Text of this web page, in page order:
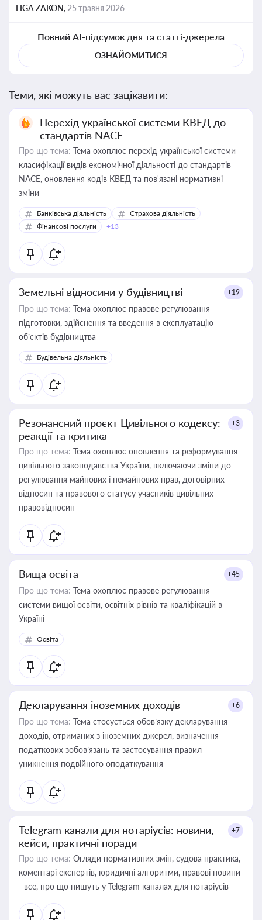
LIGA ZAKON, 25 травня 2026
Повний AI-підсумок дня та статті-джерела
ОЗНАЙОМИТИСЯ
Теми, які можуть вас зацікавити:
Перехід української системи КВЕД до
стандартів NACE
Про що тема: Тема охоплює перехід української системи
класифікації видів економічної діяльності до стандартів
NACE, оновлення кодів КВЕД та пов'язані нормативні
зміни
Банківська діяльність
Страхова діяльність
Фінансові послуги
+13
Земельні відносини у будівництві +19
Про що тема: Тема охоплює правове регулювання
підготовки, здійснення та введення в експлуатацію
об’єктів будівництва
Будівельна діяльність
Резонансний проєкт Цивільного кодексу:
реакції та критика
+3
Про що тема: Тема охоплює оновлення та реформування
цивільного законодавства України, включаючи зміни до
регулювання майнових і немайнових прав, договірних
відносин та правового статусу учасників цивільних
правовідносин
Вища освіта +45
Про що тема: Тема охоплює правове регулювання
системи вищої освіти, освітніх рівнів та кваліфікацій в
Україні
Освіта
Декларування іноземних доходів +6
Про що тема: Тема стосується обов’язку декларування
доходів, отриманих з іноземних джерел, визначення
податкових зобов’язань та застосування правил
уникнення подвійного оподаткування
Telegram канали для нотаріусів: новини,
кейси, практичні поради
+7
Про що тема: Огляди нормативних змін, судова практика,
коментарі експертів, юридичні алгоритми, правові новини
- все, про що пишуть у Telegram каналах для нотаріусів